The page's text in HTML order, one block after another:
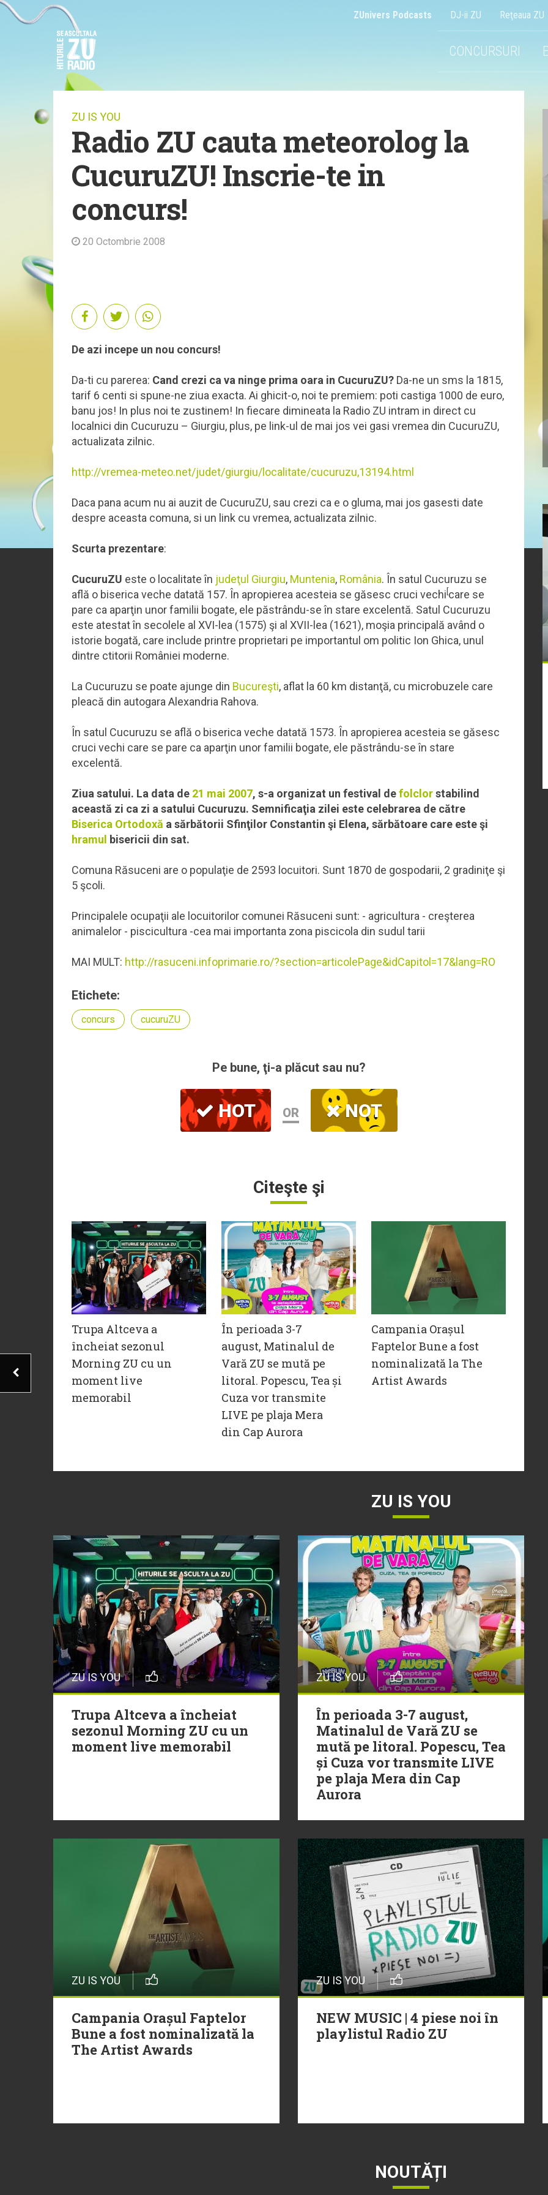
ZUnivers Podcasts DJ-ii ZU Reţeaua ZU
CONCURSURI
ZU IS YOU
Radio ZU cauta meteorolog la
CucuruZU! Inscrie-te in
concurs!
20 Octombrie 2008
De azi incepe un nou concurs!
Da-ti cu parerea: Cand crezi ca va ninge prima oara in CucuruZU? Da-ne un sms la 1815,
tarif 6 centi si spune-ne ziua exacta. Ai ghicit-o, noi te premiem: poti castiga 1000 de euro,
banu jos! In plus noi te zustinem! In fiecare dimineata la Radio ZU intram in direct cu
localnici din Cucuruzu – Giurgiu, plus, pe link-ul de mai jos vei gasi vremea din CucuruZU,
actualizata zilnic.
http://vremea-meteo.net/judet/giurgiu/localitate/cucuruzu,13194.html
Daca pana acum nu ai auzit de CucuruZU, sau crezi ca e o gluma, mai jos gasesti date
despre aceasta comuna, si un link cu vremea, actualizata zilnic.
Scurta prezentare:
CucuruZU este o localitate în judeţul Giurgiu, Muntenia, România. În satul Cucuruzu se
află o biserica veche datată 157. În apropierea acesteia se găsesc cruci vechi[care se
pare ca aparţin unor familii bogate, ele păstrându-se în stare excelentă. Satul Cucuruzu
este atestat în secolele al XVI-lea (1575) şi al XVII-lea (1621), moşia principală având o
istorie bogată, care include printre proprietari pe importantul om politic Ion Ghica, unul
dintre ctitorii României moderne.
La Cucuruzu se poate ajunge din Bucureşti, aflat la 60 km distanţă, cu microbuzele care
pleacă din autogara Alexandria Rahova.
În satul Cucuruzu se află o biserica veche datată 1573. În apropierea acesteia se găsesc
cruci vechi care se pare ca aparţin unor familii bogate, ele păstrându-se în stare
excelentă.
Ziua satului. La data de 21 mai 2007, s-a organizat un festival defolclorstabilind
această zi ca zi a satului Cucuruzu. Semnificaţia zilei este celebrarea de către
Biserica Ortodoxă a sărbătorii Sfinţilor Constantin şi Elena, sărbătoare care este şi
hramul
bisericii din sat.
Comuna Răsuceni are o populaţie de 2593 locuitori. Sunt 1870 de gospodarii, 2 gradiniţe şi
5 şcoli.
Principalele ocupaţii ale locuitorilor comunei Răsuceni sunt: - agricultura - creşterea
animalelor - piscicultura -cea mai importanta zona piscicola din sudul tarii
MAI MULT: http://rasuceni.infoprimarie.ro/?section=articolePage&idCapitol=17&lang=RO
Etichete:
concurs cucuruZU
Pe bune, ţi-a plăcut sau nu?
HOT OR NOT
Citeşte şi
Trupa Altceva a
încheiat sezonul
Morning ZU cu un
moment live
memorabil
În perioada 3-7
august, Matinalul de
Vară ZU se mută pe
litoral. Popescu, Tea și
Cuza vor transmite
LIVE pe plaja Mera
din Cap Aurora
Campania Orașul
Faptelor Bune a fost
nominalizată la The
Artist Awards
ZU IS YOU
ZU IS YOU
Trupa Altceva a încheiat
sezonul Morning ZU cu un
moment live memorabil
ZU IS YOU
În perioada 3-7 august,
Matinalul de Vară ZU se
mută pe litoral. Popescu, Tea
și Cuza vor transmite LIVE
pe plaja Mera din Cap
Aurora
ZU IS YOU
Campania Orașul Faptelor
Bune a fost nominalizată la
The Artist Awards
ZU IS YOU
NEW MUSIC | 4 piese noi în
playlistul Radio ZU
NOUTĂȚI